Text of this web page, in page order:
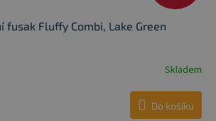
fusak Fluffy Combi, Lake Green
Skladem
Do košíku